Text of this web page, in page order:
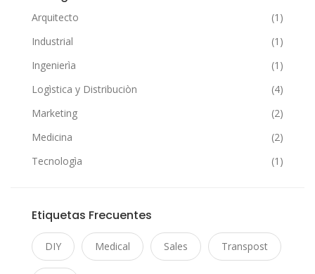
Arquitecto
(1)
Industrial
(1)
Ingenierìa
(1)
Logìstica y Distribuciòn
(4)
Marketing
(2)
Medicina
(2)
Tecnologìa
(1)
Etiquetas Frecuentes
DIY Medical Sales Transpost